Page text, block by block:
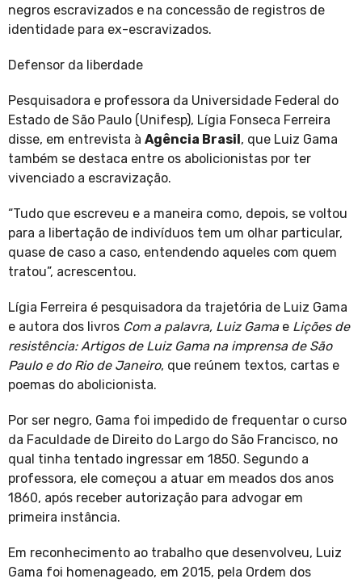
negros escravizados e na concessão de registros de
identidade para ex-escravizados.
Defensor da liberdade
Pesquisadora e professora da Universidade Federal do
Estado de São Paulo (Unifesp), Lígia Fonseca Ferreira
disse, em entrevista à Agência Brasil , que Luiz Gama
também se destaca entre os abolicionistas por ter
vivenciado a escravização.
“Tudo que escreveu e a maneira como, depois, se voltou
para a libertação de indivíduos tem um olhar particular,
quase de caso a caso, entendendo aqueles com quem
tratou”, acrescentou.
Lígia Ferreira é pesquisadora da trajetória de Luiz Gama
e autora dos livros Com a palavra, Luiz Gamae Lições de
resistência: Artigos de Luiz Gama na imprensa de São
Paulo e do Rio de Janeiro, que reúnem textos, cartas e
poemas do abolicionista.
Por ser negro, Gama foi impedido de frequentar o curso
da Faculdade de Direito do Largo do São Francisco, no
qual tinha tentado ingressar em 1850. Segundo a
professora, ele começou a atuar em meados dos anos
1860, após receber autorização para advogar em
primeira instância.
Em reconhecimento ao trabalho que desenvolveu, Luiz
Gama foi homenageado, em 2015, pela Ordem dos